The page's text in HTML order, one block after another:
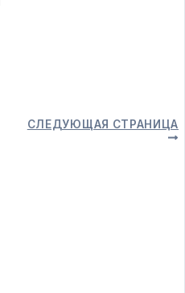
СЛЕДУЮЩАЯ СТРАНИЦА